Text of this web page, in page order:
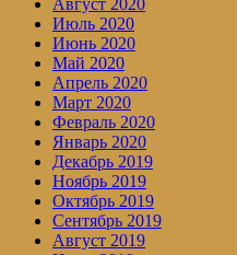
Август 2020
Июль 2020
Июнь 2020
Май 2020
Апрель 2020
Март 2020
Февраль 2020
Январь 2020
Декабрь 2019
Ноябрь 2019
Октябрь 2019
Сентябрь 2019
Август 2019